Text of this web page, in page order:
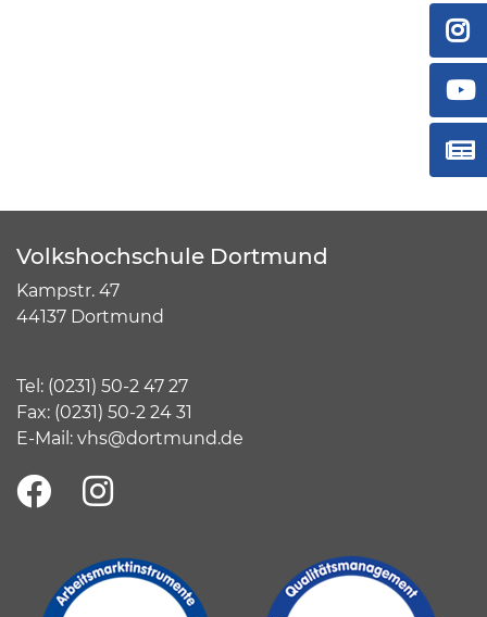
Volkshochschule Dortmund
Kampstr. 47
44137 Dortmund
Tel: (0231) 50-2 47 27
Fax: (0231) 50-2 24 31
E-Mail: vhs@dortmund.de